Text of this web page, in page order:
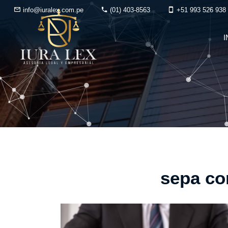
info@iuralex.com.pe (01) 403-8563 +51 993 526 938
sepa